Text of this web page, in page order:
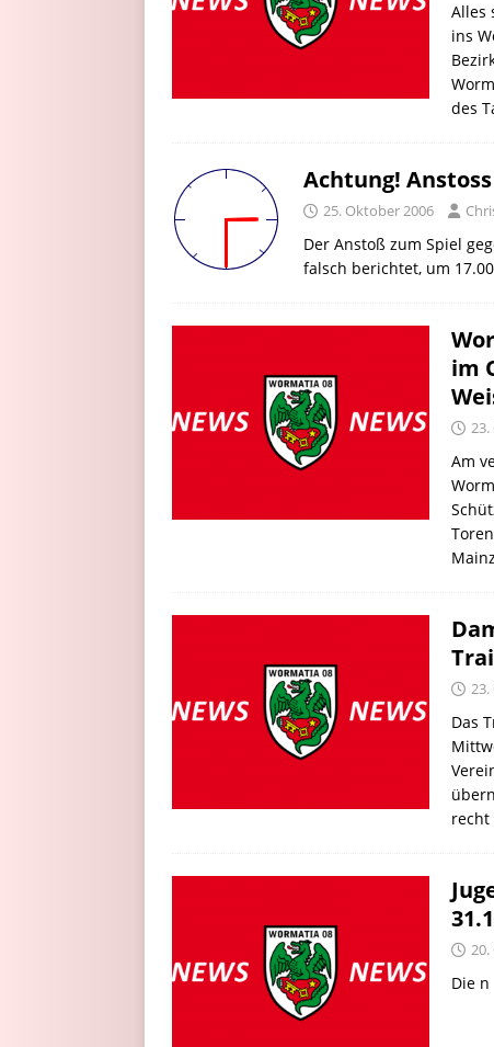
Alles
ins
des
Achtung!
25. Oktober 2006
Der Anstoß zum Spiel
falsch berichtet, um
im
Am
Das
recht
Die n